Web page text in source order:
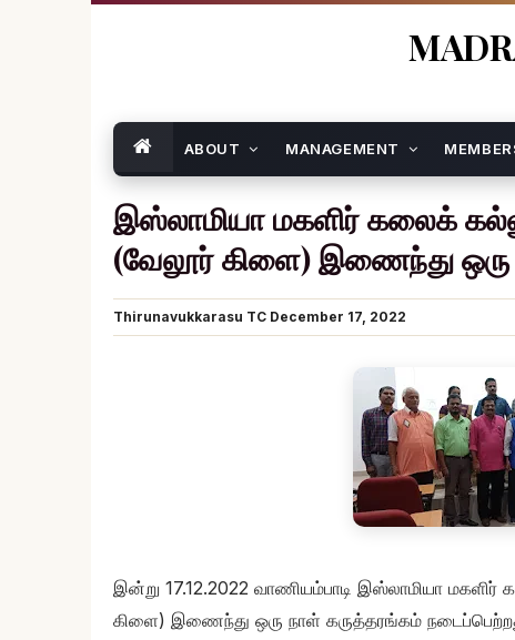
ABOUT MANAGEMENT
இஸ்லாமியா மகளிர் கலைக்
(வேலூர் கிளை) இணைந்து
Thirunavukkarasu TC December 17, 2022
இன்று 17.12.2022 வாணியம்பாடி இஸ்லாமியா
கிளை) இணைந்து ஒரு நாள் கருத்தரங்கம்